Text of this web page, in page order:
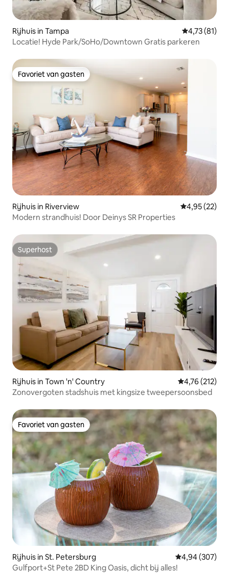
Rijhuis in Tampa Gemiddelde
4,73 (81)
Locatie! Hyde Park/SoHo/Downtown Gratis parkeren
Favoriet van gasten
Favoriet van gasten
Rijhuis in Riverview Gemiddelde
4,95 (22)
Modern strandhuis! Door Deinys SR Properties
Superhost
Superhost
Rijhuis in Town 'n' Country Gemiddelde
4,76 (212)
Zonovergoten stadshuis met kingsize tweepersoonsbed
Favoriet van gasten
Favoriet van gasten
Rijhuis in St. Petersburg Gemiddelde
4,94 (307)
Gulfport+St Pete 2BD King Oasis, dicht bij alles!